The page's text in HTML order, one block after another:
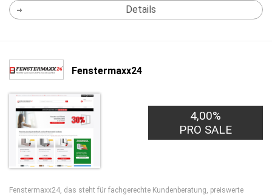
Details
Fenstermaxx24
4,00%
PRO SALE
Fenstermaxx24, das steht für fachgerechte Kundenberatung, preiswerte